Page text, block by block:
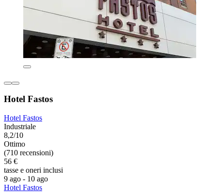
Hotel Fastos
Hotel Fastos
Industriale
8,2/10
Ottimo
(710 recensioni)
56 €
tasse e oneri inclusi
9 ago - 10 ago
Hotel Fastos